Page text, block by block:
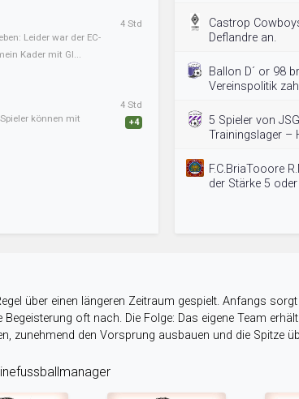
Leider war der EC-
Kader mit Gl...
4 Std
können mit
4 Std
+4
Castrop
Deflandre an.
Ballon D´ or 98
Vereinspolitik
5 Spieler von
Trainingslager –
F.C.BriaTooore
der Stärke 5
über einen längeren Zeitraum gespielt. Anfangs
oft nach. Die Folge: Das eigene Team
zunehmend den Vorsprung ausbauen und die Spitze